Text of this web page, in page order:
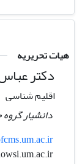
هیات تحریریه
دکتر
اقلیم شناسی
دانشیار
abbasmofidi